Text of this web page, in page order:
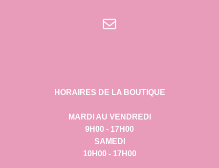
E-mail
HORAIRES DE LA BOUTIQUE
MARDI AU VENDREDI
9H00 - 17H00
SAMEDI
10H00 - 17H00